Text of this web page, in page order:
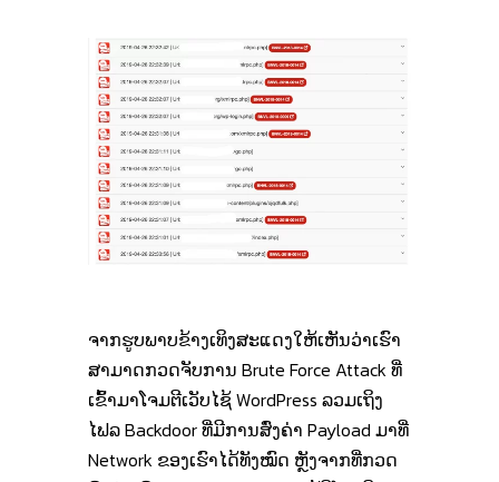
ຈາກຮູບພາບຂ້າງເທິງສະແດງໃຫ້ເຫັນວ່າເຮົາ
ສາມາດກວດຈັບການ Brute Force Attack ທີ່
ເຂົ້າມາໂຈມຕີເວັບໄຊ້ WordPress ລວມເຖິງ
ໄຟລ Backdoor ທີ່ມີການສົ່ງຄ່າ Payload ມາທີ່
Network ຂອງເຮົາໄດ້ທັງໝົດ ຫຼັງຈາກທີ່ກວດ